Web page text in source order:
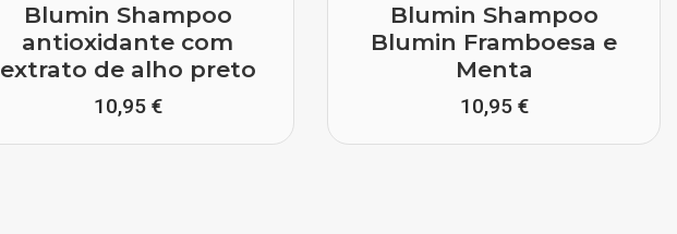
Blumin Shampoo
antioxidante com
extrato de alho preto
10,95 €
Blumin Shampoo
Blumin Framboesa e
Menta
10,95 €